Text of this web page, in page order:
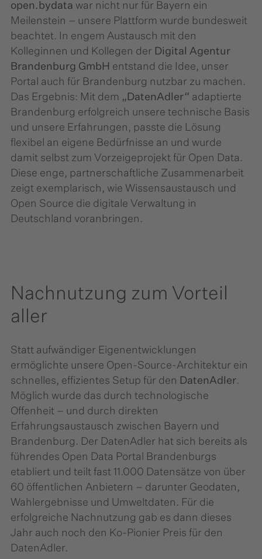
open.bydata war nicht nur für Bayern ein
Meilenstein – unsere Plattform wurde bundesweit
beachtet. In engem Austausch mit den
Kolleginnen und Kollegen der Digital Agentur
Brandenburg GmbH entstand die Idee, unser
Portal auch für Brandenburg nutzbar zu machen.
Das Ergebnis: Mit dem „DatenAdler“ adaptierte
Brandenburg erfolgreich unsere technische Basis
und unsere Erfahrungen, passte die Lösung
flexibel an eigene Bedürfnisse an und wurde
damit selbst zum Vorzeigeprojekt für Open Data.
Diese enge, partnerschaftliche Zusammenarbeit
zeigt exemplarisch, wie Wissensaustausch und
Open Source die digitale Verwaltung in
Deutschland voranbringen.
Nachnutzung zum Vorteil
aller
Statt aufwändiger Eigenentwicklungen
ermöglichte unsere Open-Source-Architektur ein
schnelles, effizientes Setup für den DatenAdler.
Möglich wurde das durch technologische
Offenheit – und durch direkten
Erfahrungsaustausch zwischen Bayern und
Brandenburg. Der DatenAdler hat sich bereits als
führendes Open Data Portal Brandenburgs
etabliert und teilt fast 11.000 Datensätze von über
60 öffentlichen Anbietern – darunter Geodaten,
Wahlergebnisse und Umweltdaten. Für die
erfolgreiche Nachnutzung gab es dann dieses
Jahr auch noch den Ko-Pionier Preis für den
DatenAdler.